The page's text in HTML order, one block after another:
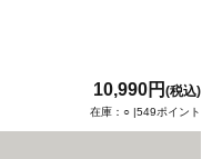
10,990円 (税込)
在庫：○ |549ポイント